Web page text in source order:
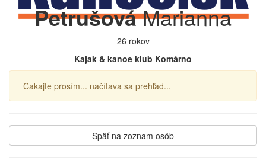
PetrušováMarianna
26 rokov
Kajak & kanoe klub Komárno
Čakajte prosím... načítava sa prehľad...
Späť na zoznam osôb